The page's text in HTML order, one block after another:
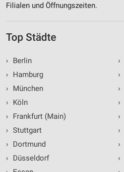
Filialen und Öffnungszeiten.
Top Städte
›
Berlin
›
Hamburg
›
München
›
Köln
›
Frankfurt (Main)
› Stuttgart
›
Dortmund
›
Düsseldorf
›
›
›
›
›
›
›
›